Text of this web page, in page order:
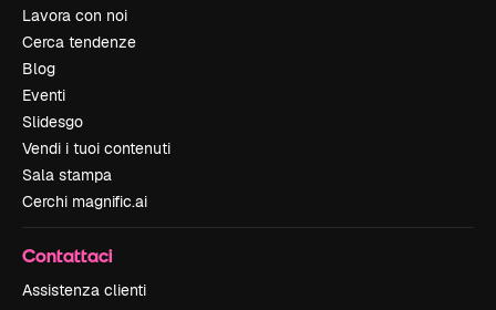
Lavora con noi
Cerca tendenze
Blog
Eventi
Slidesgo
Vendi i tuoi contenuti
Sala stampa
Cerchi magnific.ai
Contattaci
Assistenza clienti